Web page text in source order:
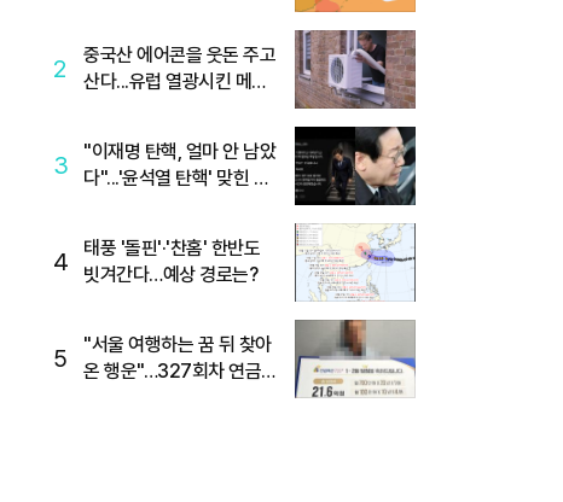
2
중국산 에어콘을 웃돈 주고
산다...유럽 열광시킨 메이
3
"이재명 탄핵, 얼마 안 남았
다"...'윤석열 탄핵' 맞힌 무
4
태풍 '돌핀'·'찬홈' 한반도
빗겨간다…예상 경로는?
5
"서울 여행하는 꿈 뒤 찾아
온 행운"…327회차 연금